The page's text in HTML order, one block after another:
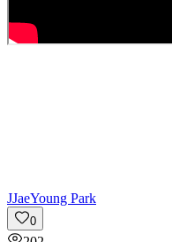
JJaeYoung Park
0